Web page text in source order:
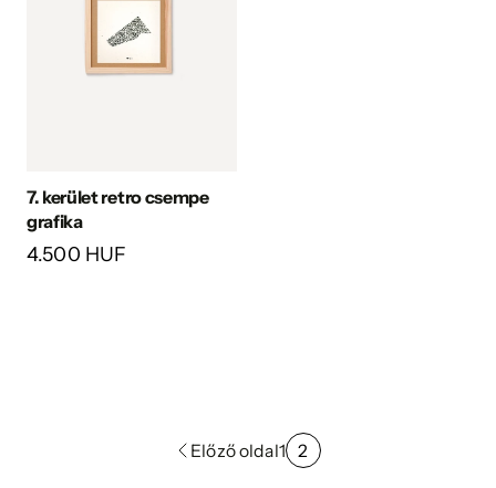
7. kerület retro csempe
grafika
4.500 HUF
Előző oldal1 2